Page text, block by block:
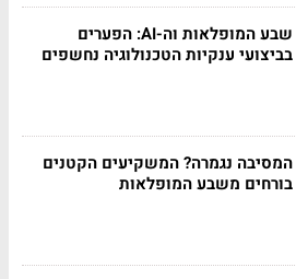
שבע המופלאות וה-AI: הפערים
בביצועי ענקיות הטכנולוגיה נחשפים
המסיבה נגמרה? המשקיעים הקטנים
בורחים משבע המופלאות